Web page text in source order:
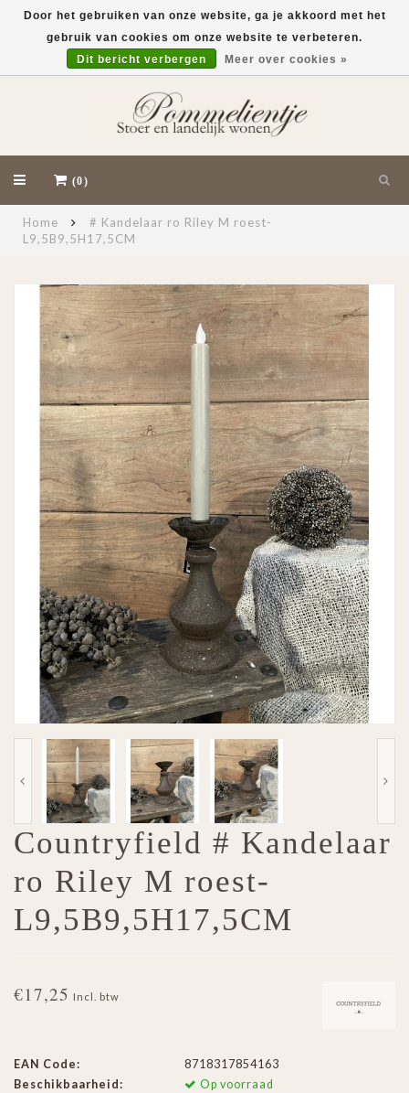
(0)
Home
# Kandelaar ro Riley M roest-
L9,5B9,5H17,5CM
Countryfield # Kandelaar
ro Riley M roest-
L9,5B9,5H17,5CM
€17,25 Incl. btw
EAN Code:
8718317854163
Beschikbaarheid:
Op voorraad
Door het gebruiken van onze website, ga je akkoord met het
gebruik van cookies om onze website te verbeteren.
Dit bericht verbergen
Meer over cookies »